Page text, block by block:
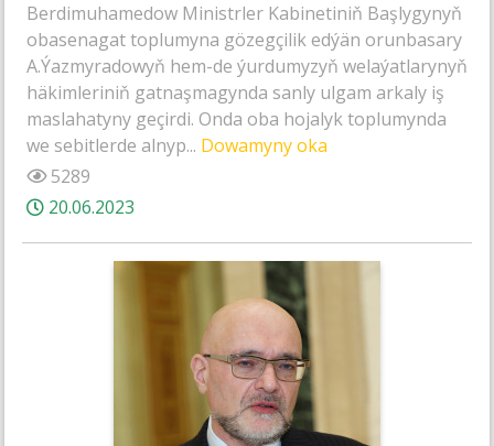
Berdimuhamedow Ministrler Kabinetiniň Başlygynyň
obasenagat toplumyna gözegçilik edýän orunbasary
A.Ýazmyradowyň hem-de ýurdumyzyň welaýatlarynyň
häkimleriniň gatnaşmagynda sanly ulgam arkaly iş
maslahatyny geçirdi. Onda oba hojalyk toplumynda
we sebitlerde alnyp... Dowamyny oka
5289
20.06.2023